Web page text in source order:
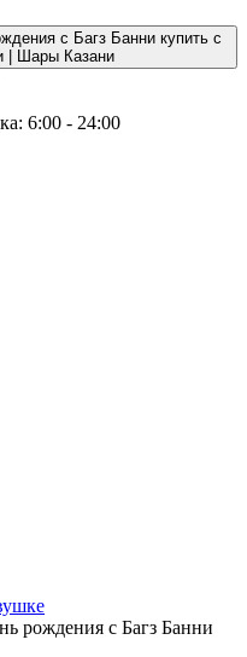
6:00 - 24:00
рождения с Багз Банни